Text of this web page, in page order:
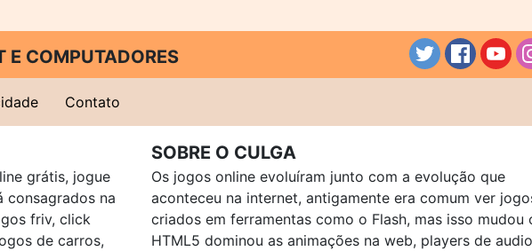
E COMPUTADORES
Contato
grátis, jogue
consagrados na
friv, click
de carros,
SOBRE O CULGA
Os jogos online evoluíram junto com a evolução que
aconteceu na internet, antigamente era comum ver
criados em ferramentas como o Flash, mas isso mudou
HTML5 dominou as animações na web, players de